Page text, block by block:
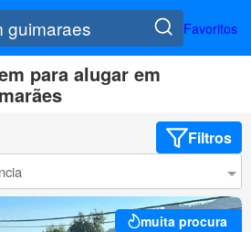
Favoritos
para alugar em
Filtros
muita procura